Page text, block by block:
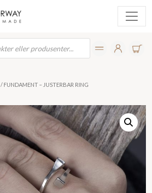
/ FUNDAMENT – JUSTERBAR RING